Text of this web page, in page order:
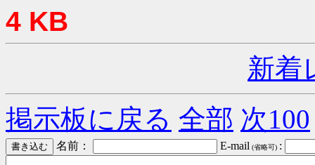
4 KB
新着
掲示板に戻る 全部 次100
名前： E-mail (省略可) :